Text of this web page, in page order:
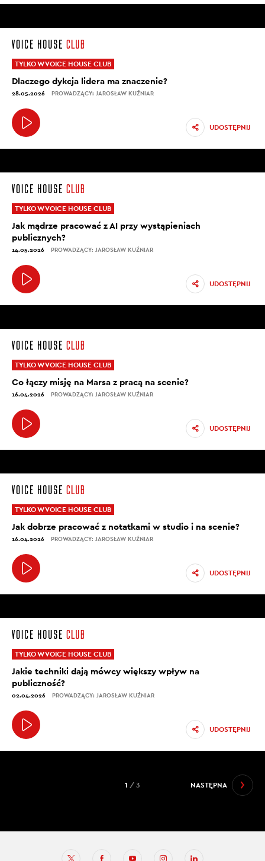
TYLKO W VOICE HOUSE CLUB
Dlaczego dykcja lidera ma znaczenie?
28.05.2026 PROWADZĄCY: JAROSŁAW KUŹNIAR
UDOSTĘPNIJ
TYLKO W VOICE HOUSE CLUB
Jak mądrze pracować z AI przy wystąpieniach
publicznych?
14.05.2026 PROWADZĄCY: JAROSŁAW KUŹNIAR
UDOSTĘPNIJ
TYLKO W VOICE HOUSE CLUB
Co łączy misję na Marsa z pracą na scenie?
16.04.2026 PROWADZĄCY: JAROSŁAW KUŹNIAR
UDOSTĘPNIJ
TYLKO W VOICE HOUSE CLUB
Jak dobrze pracować z notatkami w studio i na scenie?
16.04.2026 PROWADZĄCY: JAROSŁAW KUŹNIAR
UDOSTĘPNIJ
TYLKO W VOICE HOUSE CLUB
Jakie techniki dają mówcy większy wpływ na
publiczność?
02.04.2026 PROWADZĄCY: JAROSŁAW KUŹNIAR
UDOSTĘPNIJ
NASTĘPNA
1 / 3